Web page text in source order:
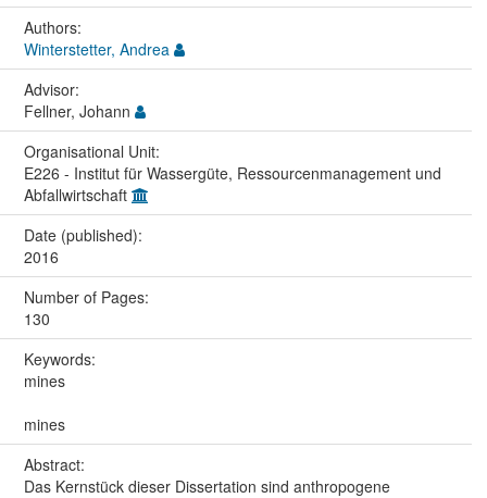
Authors:
Winterstetter, Andrea
Advisor:
Fellner, Johann
Organisational Unit:
E226 - Institut für Wassergüte, Ressourcenmanagement und
Abfallwirtschaft
Date (published):
2016
Number of Pages:
130
Keywords:
mines
mines
Abstract:
Das Kernstück dieser Dissertation sind anthropogene